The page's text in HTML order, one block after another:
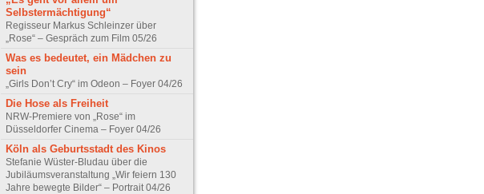
Selbstermächtigung“
Regisseur Markus Schleinzer über
„Rose“ – Gespräch zum Film 05/26
Was es bedeutet, ein Mädchen zu
sein
„Girls Don’t Cry“ im Odeon – Foyer 04/26
Die Hose als Freiheit
NRW-Premiere von „Rose“ im
Düsseldorfer Cinema – Foyer 04/26
Köln als Geburtsstadt des Kinos
Stefanie Wüster-Bludau über die
Jubiläumsveranstaltung „Wir feiern 130
Jahre bewegte Bilder“ – Portrait 04/26